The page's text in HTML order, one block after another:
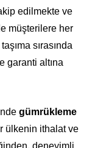
edilmekte ve
müşterilere her
sırasında
garanti altına
gümrükleme
ülkenin ithalat ve
deneyimli